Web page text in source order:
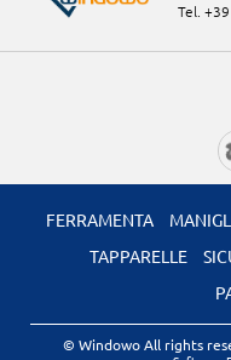
Tel.
FERRAMENTA
TAPPARELLE
© Windowo All rights